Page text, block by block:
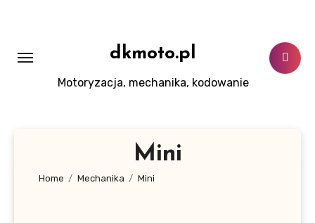
dkmoto.pl
Motoryzacja, mechanika, kodowanie
Mini
Home Mechanika Mini